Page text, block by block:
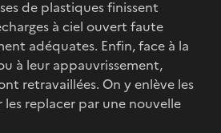
de plastiques finissent
à ciel ouvert faute
adéquates. Enfin, face à la
à leur appauvrissement,
retravaillées. On y enlève les
replacer par une nouvelle